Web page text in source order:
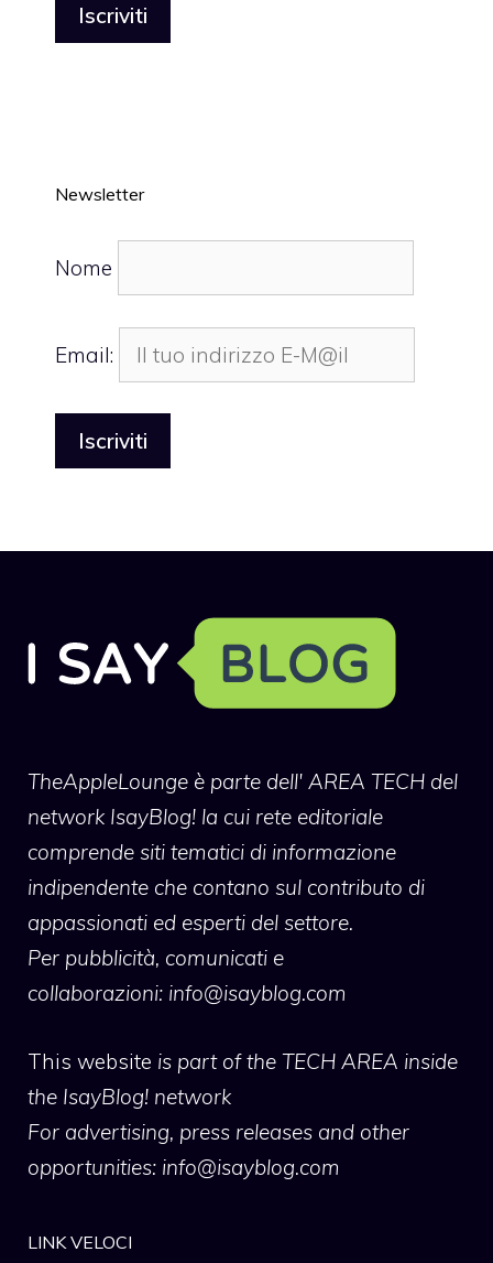
Newsletter
Nome
Email:
TheAppleLounge è parte dell' AREA TECH del
network IsayBlog! la cui rete editoriale
comprende siti tematici di informazione
indipendente che contano sul contributo di
appassionati ed esperti del settore.
Per pubblicità, comunicati e
collaborazioni: info@isayblog.com
This website is part of the TECH AREA inside
the IsayBlog! network
For advertising, press releases and other
opportunities: info@isayblog.com
LINK VELOCI